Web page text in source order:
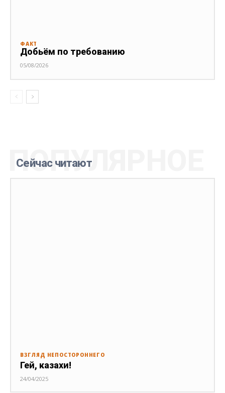
ФАКТ
Добьём по требованию
05/08/2026
Сейчас читают
ПОПУЛЯРНОЕ
ВЗГЛЯД НЕПОСТОРОННЕГО
Гей, казахи!
24/04/2025